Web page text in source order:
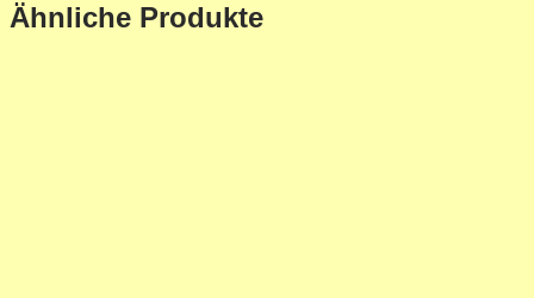
Ähnliche Produkte